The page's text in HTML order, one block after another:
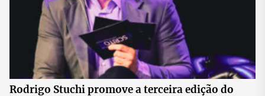
Rodrigo Stuchi promove a terceira edição do